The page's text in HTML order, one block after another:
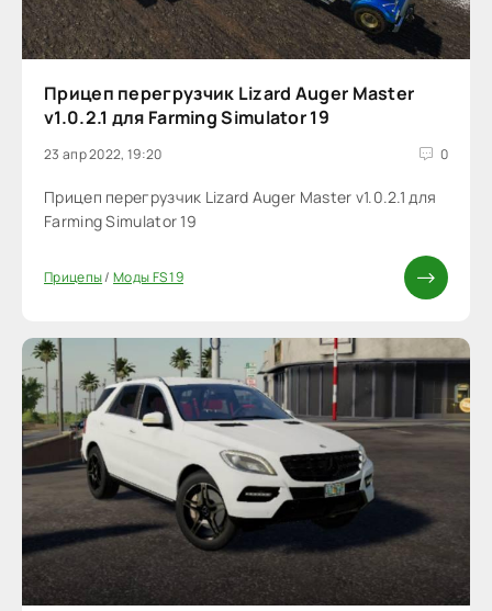
Прицеп перегрузчик Lizard Auger Master
v1.0.2.1 для Farming Simulator 19
23 апр 2022, 19:20 0
Прицеп перегрузчик Lizard Auger Master v1.0.2.1 для
Farming Simulator 19
Прицепы/Моды FS 19